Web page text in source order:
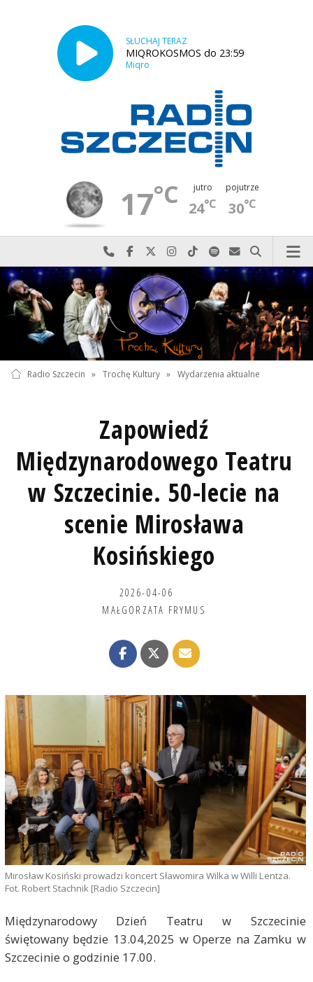
SŁUCHAJ TERAZ
MIQROKOSMOS do 23:59
Miqro
17°C jutro
24°C
pojutrze
30°C
Najlepiej po prostu do nas zadzwoń
Odwiedź nas na Facebook-u
Odwiedź nas na X
Odwiedź nas na Instagram-ie
Odwiedź nas na TikTok-u
Szukaj nas na Spotify
Wyślij do nas
Szukaj
Radio Szczecin » Trochę Kultury » Wydarzenia aktualne
Zapowiedź
Międzynarodowego Teatru
w Szczecinie. 50-lecie na
scenie Mirosława
Kosińskiego
2026-04-06
MAŁGORZATA FRYMUS
Mirosław Kosiński prowadzi koncert Sławomira Wilka w Willi Lentza.
Fot. Robert Stachnik [Radio Szczecin]
Międzynarodowy Dzień Teatru w Szczecinie
świętowany będzie 13.04,2025 w Operze na Zamku w
Szczecinie o godzinie 17.00.